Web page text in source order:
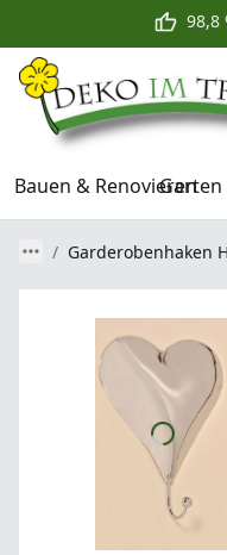
98,8
Bauen & Renovieren
Garderobenhaken